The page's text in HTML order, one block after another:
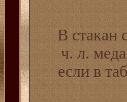
В стакан
ч. л.
если в